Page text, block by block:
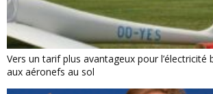
Vers un tarif plus avantageux pour l’électricité
aux aéronefs au sol